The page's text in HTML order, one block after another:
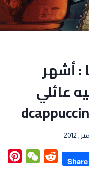
: أشهر
عائلي
Share
Reddit
WeChat